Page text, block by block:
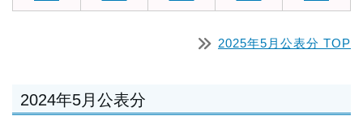
2025年5月公表分 TOP
2024年5月公表分